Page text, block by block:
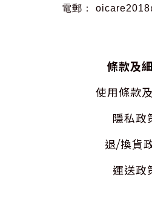
電郵：
條款及
使用條款
隱私政
退/換貨
運送政